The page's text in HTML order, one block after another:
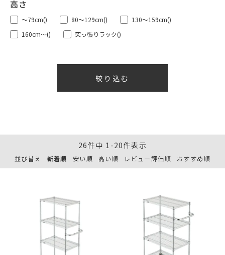
～79cm() 80～129cm() 130～159cm()
160cm～() 突っ張りラック()
並び替え 新着順 安い順 高い順 レビュー評価順 おすすめ順
26件中 1 -20件表示